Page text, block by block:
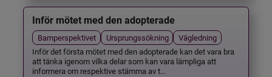
Inför mötet med den adopterade
Barnperspektivet Ursprungssökning
Vägledning
Inför det första mötet med den adopterade kan det vara bra
att tänka igenom vilka delar som kan vara lämpliga att
informera om respektive stämma av t...